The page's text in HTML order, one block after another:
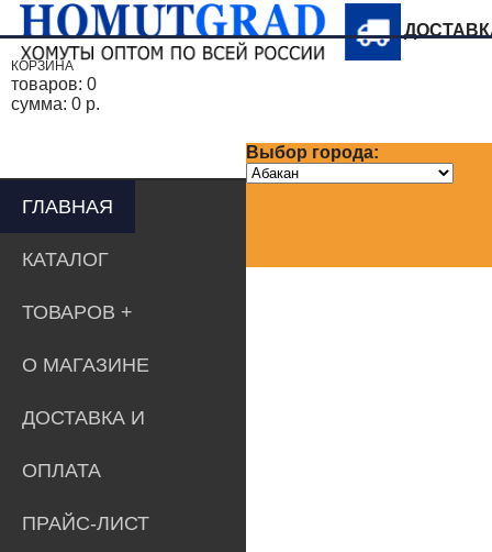
Выбор города:
КОРЗИНА
товаров: 0
сумма: 0 р.
ГЛАВНАЯ
КАТАЛОГ
ТОВАРОВ
О МАГАЗИНЕ
ДОСТАВКА И
ОПЛАТА
ПРАЙС-ЛИСТ